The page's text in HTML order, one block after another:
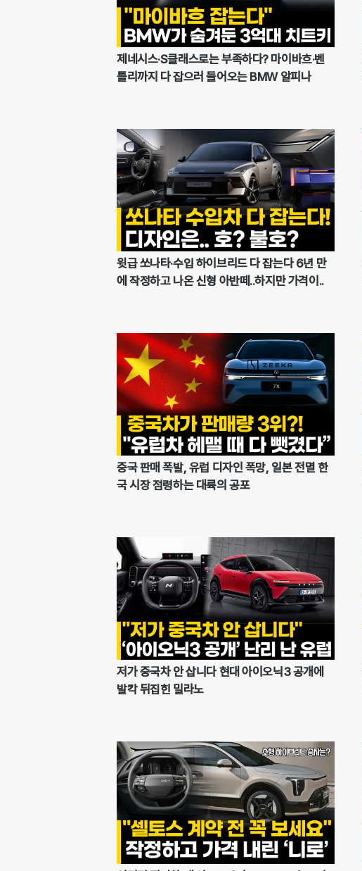
제네시스·S클래스로는 부족하다? 마이바흐·벤
틀리까지 다 잡으러 들어오는 BMW 알피나
윗급 쏘나타·수입 하이브리드 다 잡는다 6년 만
에 작정하고 나온 신형 아반떼..하지만 가격이..
중국 판매 폭발, 유럽 디자인 폭망, 일본 전멸 한
국 시장 점령하는 대륙의 공포
저가 중국차 안 삽니다 현대 아이오닉3 공개에
발칵 뒤집힌 밀라노